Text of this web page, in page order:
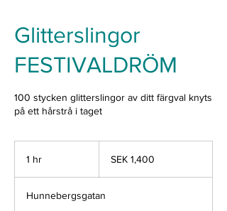
Glitterslingor
FESTIVALDRÖM
100 stycken glitterslingor av ditt färgval knyts
på ett hårstrå i taget
1 hr
kronorSEK 1,400
Hunnebergsgatan